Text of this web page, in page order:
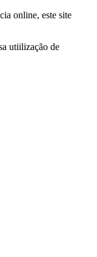
online, este site
utiilização de